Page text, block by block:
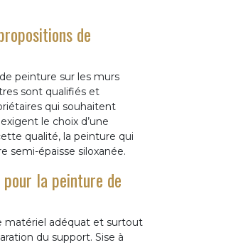
de
peinture sur les murs
sont qualifiés et
qui souhaitent
le choix d’une
qualité, la peinture qui
semi-épaisse siloxanée.
pour la peinture de
matériel adéquat et surtout
du support. Sise à